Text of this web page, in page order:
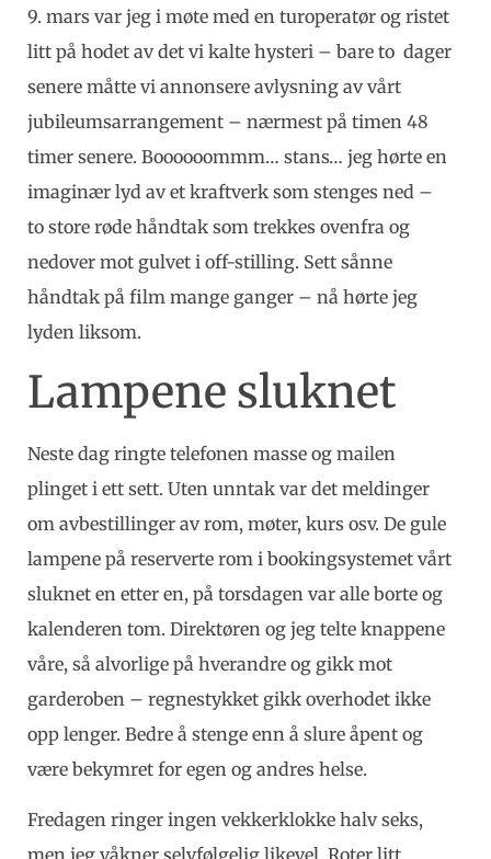
9. mars var jeg i møte med en turoperatør og ristet
litt på hodet av det vi kalte hysteri – bare to dager
senere måtte vi annonsere avlysning av vårt
jubileumsarrangement – nærmest på timen 48
timer senere. Boooooommm… stans… jeg hørte en
imaginær lyd av et kraftverk som stenges ned –
to store røde håndtak som trekkes ovenfra og
nedover mot gulvet i off-stilling. Sett sånne
håndtak på film mange ganger – nå hørte jeg
lyden liksom.
Lampene sluknet
Neste dag ringte telefonen masse og mailen
plinget i ett sett. Uten unntak var det meldinger
om avbestillinger av rom, møter, kurs osv. De gule
lampene på reserverte rom i bookingsystemet vårt
sluknet en etter en, på torsdagen var alle borte og
kalenderen tom. Direktøren og jeg telte knappene
våre, så alvorlige på hverandre og gikk mot
garderoben – regnestykket gikk overhodet ikke
opp lenger. Bedre å stenge enn å slure åpent og
være bekymret for egen og andres helse.
Fredagen ringer ingen vekkerklokke halv seks,